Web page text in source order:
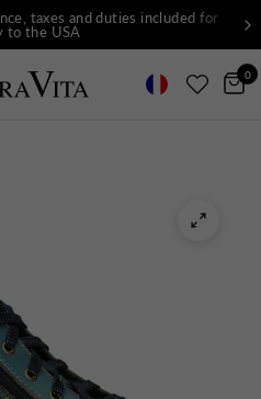
taxes and duties included for
to the USA
0